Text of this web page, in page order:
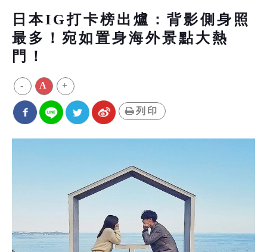
日本IG打卡榜出爐：背影側身照
最多！宛如置身海外景點大熱
門！
- A +
列印